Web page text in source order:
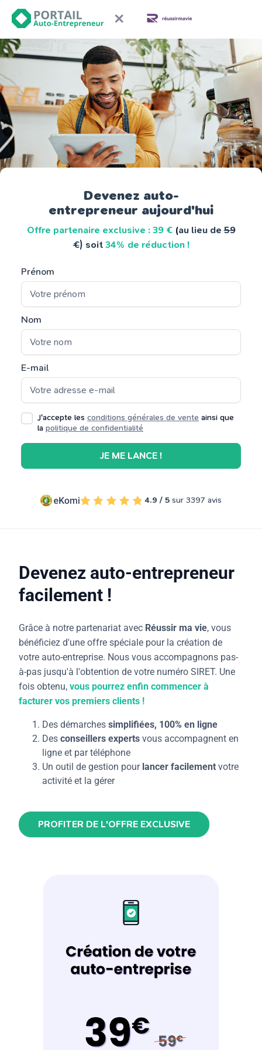
Devenez auto-
entrepreneur aujourd'hui
Offre partenaire exclusive : 39 € (au lieu de59
€) soit 34% de réduction !
Prénom
Nom
E-mail
J'accepte les conditions générales de vente ainsi que
la politique de confidentialité
JE ME LANCE !
4.9 / 5 sur 3397 avis
Devenez auto-entrepreneur
facilement !
Grâce à notre partenariat avec Réussir ma vie, vous
bénéficiez d'une offre spéciale pour la création de
votre auto-entreprise. Nous vous accompagnons pas-
à-pas jusqu'à l'obtention de votre numéro SIRET. Une
fois obtenu, vous pourrez enfin commencer à
facturer vos premiers clients !
Des démarches simplifiées, 100% en ligne
Des conseillers experts vous accompagnent en
ligne et par téléphone
Un outil de gestion pour lancer facilement votre
activité et la gérer
PROFITER DE L'OFFRE EXCLUSIVE